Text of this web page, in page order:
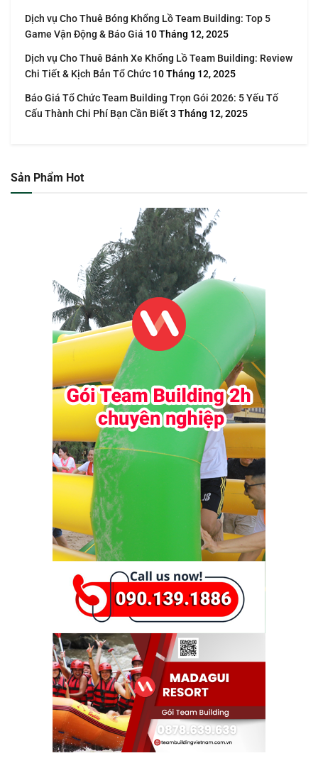
Dịch vụ Cho Thuê Bóng Khổng Lồ Team Building: Top 5
Game Vận Động & Báo Giá 10 Tháng 12, 2025
Dịch vụ Cho Thuê Bánh Xe Khổng Lồ Team Building: Review
Chi Tiết & Kịch Bản Tổ Chức 10 Tháng 12, 2025
Báo Giá Tổ Chức Team Building Trọn Gói 2026: 5 Yếu Tố
Cấu Thành Chi Phí Bạn Cần Biết3 Tháng 12, 2025
Sản Phẩm Hot